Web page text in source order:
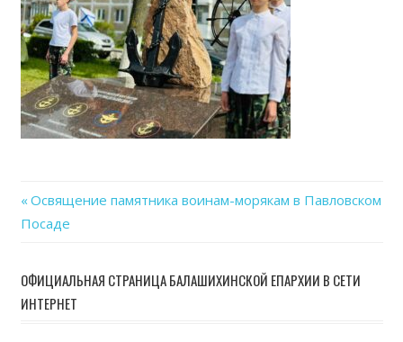
Навигация
записям
Previous
Post:
Освящение памятника воинам-морякам в Павловском
Посаде
ОФИЦИАЛЬНАЯ СТРАНИЦА БАЛАШИХИНСКОЙ ЕПАРХИИ В СЕТИ
ИНТЕРНЕТ